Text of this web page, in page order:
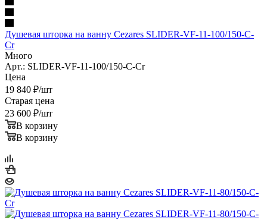
Душевая шторка на ванну Cezares SLIDER-VF-11-100/150-C-
Cr
Много
Арт.: SLIDER-VF-11-100/150-C-Cr
Цена
19 840 ₽/шт
Старая цена
23 600 ₽/шт
В корзину
В корзину